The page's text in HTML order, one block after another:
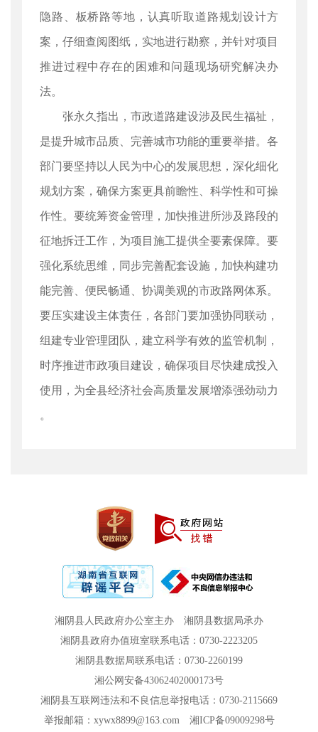
隐路、板桥路等地，认真听取道路规划设计方
案，仔细查阅图纸，实地进行勘察，并针对项目
推进过程中存在的困难和问题现场研究解决办
法。
张永久指出，市政道路建设涉及民生福祉，
是提升城市品质、完善城市功能的重要举措。各
部门要坚持以人民为中心的发展思想，深化细化
规划方案，确保方案更具前瞻性、科学性和可操
作性。要统筹资金管理，加快推进所涉及路段的
征地拆迁工作，为项目施工提供全要素保障。要
强化系统思维，同步完善配套设施，加快构建功
能完善、便民畅通、协调美观的市政路网体系。
要压实建设主体责任，各部门要加强协同联动，
组建专业管理团队，建立科学有效的监管机制，
时序推进市政项目建设，确保项目尽快建成投入
使用，为全县经济社会高质量发展增添强劲动力
。
湘阴县人民政府办公室主办
湘阴县数据局承办
湘阴县政府办值班室联系电话：0730-2223205
湘阴县数据局联系电话：0730-2260199
湘公网安备43062402000173号
湘阴县互联网违法和不良信息举报电话：0730-2115669
举报邮箱：xywx8899@163.com
湘ICP备09009298号